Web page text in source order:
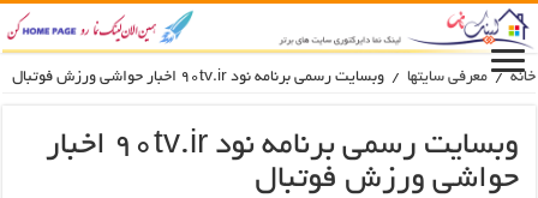
خانه / معرفی سایتها / وبسایت رسمی برنامه نود 90tv.ir اخبار حواشی ورزش فوتبال
وبسایت رسمی برنامه نود 90tv.ir اخبار
حواشی ورزش فوتبال